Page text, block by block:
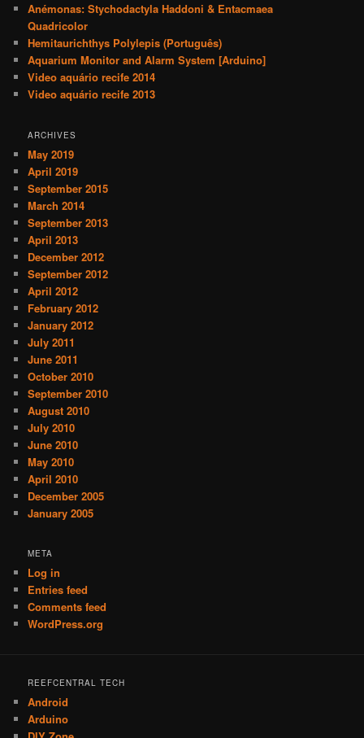
h
Anémonas: Stychodactyla Haddoni & Entacmaea
Quadricolor
Hemitaurichthys Polylepis (Português)
Aquarium Monitor and Alarm System [Arduino]
Video aquário recife 2014
Video aquário recife 2013
ARCHIVES
May 2019
April 2019
September 2015
March 2014
September 2013
April 2013
December 2012
September 2012
April 2012
February 2012
January 2012
July 2011
June 2011
October 2010
September 2010
August 2010
July 2010
June 2010
May 2010
April 2010
December 2005
January 2005
META
Log in
Entries feed
Comments feed
WordPress.org
REEFCENTRAL TECH
Android
Arduino